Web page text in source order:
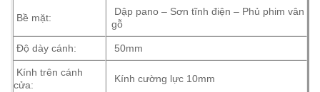
Bề mặt:
Dập pano – Sơn tĩnh điện – Phủ phim vân
gỗ
Độ dày cánh: 50mm
Kính trên cánh
cửa:
Kính cường lực 10mm